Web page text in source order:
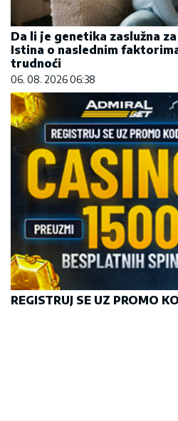
Da li je genetika zaslužna
Istina o naslednim
trudnoći
06. 08. 2026 06:38
REGISTRUJ SE UZ PROMO